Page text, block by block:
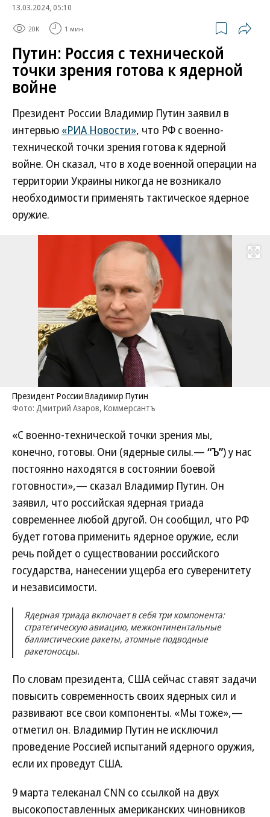
13.03.2024, 05:10
20K 1 мин.
Путин: Россия с технической
точки зрения готова к ядерной
войне
Президент России Владимир Путин заявил в
интервью «РИА Новости», что РФ с военно-
технической точки зрения готова к ядерной
войне. Он сказал, что в ходе военной операции на
территории Украины никогда не возникало
необходимости применять тактическое ядерное
оружие.
Развернуть
Президент России Владимир Путин
Фото: Дмитрий Азаров, Коммерсантъ
«С военно-технической точки зрения мы,
конечно, готовы. Они (ядерные силы.— “Ъ”) у нас
постоянно находятся в состоянии боевой
готовности»,— сказал Владимир Путин. Он
заявил, что российская ядерная триада
современнее любой другой. Он сообщил, что РФ
будет готова применить ядерное оружие, если
речь пойдет о существовании российского
государства, нанесении ущерба его суверенитету
и независимости.
Ядерная триада включает в себя три компонента:
стратегическую авиацию, межконтинентальные
баллистические ракеты, атомные подводные
ракетоносцы.
По словам президента, США сейчас ставят задачи
повысить современность своих ядерных сил и
развивают все свои компоненты. «Мы тоже»,—
отметил он. Владимир Путин не исключил
проведение Россией испытаний ядерного оружия,
если их проведут США.
9 марта телеканал CNN со ссылкой на двух
высокопоставленных американских чиновников